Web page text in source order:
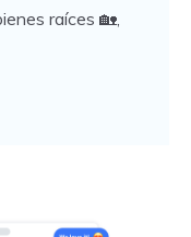
raíces 🏡,